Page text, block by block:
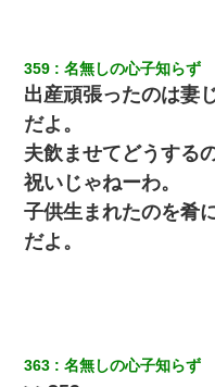
評価で苦々しく思った
【衝撃】婚約者「兄と結婚
お互い干渉はしないように
したので、母が・・・
嫁が弁護士を連れてきて「
ろ」→ 俺「完全に恐喝にな
て知ってる？」
兄の新しい嫁がやらかしす
の幼稚園に来る
359 名無しの心子知らず
出産頑張ったのは妻
だよ。
夫飲ませてどうする
祝いじゃねーわ。
子供生まれたのを肴
だよ。
363 名無しの心子知らず